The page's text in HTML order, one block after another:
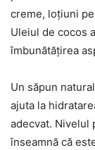
creme, loțiuni
Uleiul de cocos
îmbunătățirea
Un săpun
ajuta la
adecvat. Nivelul
înseamnă că